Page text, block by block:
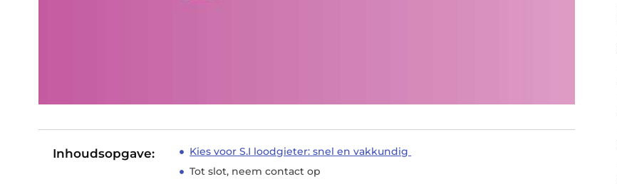
Inhoudsopgave:
Kies voor S.I loodgieter: snel en vakkundig
Tot slot, neem contact op